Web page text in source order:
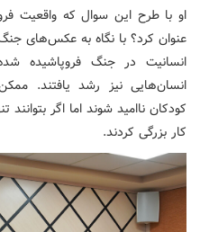
او با طرح این سوال که واقعیت
عنوان کرد؟ با نگاه به عکس‌های
انسانیت در جنگ فروپاشیده
انسان‌هایی نیز رشد یافتند.
کودکان ناامید شوند اما اگر
کار بزرگی کردند.